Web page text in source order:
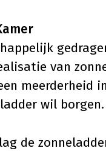
van
meerderheid
wil borgen.
de